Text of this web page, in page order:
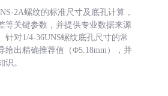
2A螺纹的标准尺寸及底孔计算，
等关键参数，并提供专业数据来源
针对1/4-36UNS螺纹底孔尺寸的常
给出精确推荐值（Φ5.18mm），并
识。